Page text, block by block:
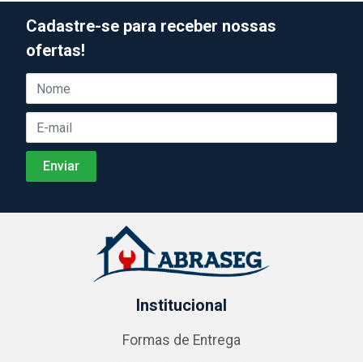
Cadastre-se para receber nossas
ofertas!
Institucional
Formas de Entrega